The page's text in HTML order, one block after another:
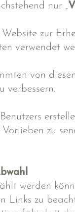
nur „
zur
verwendet
von
verbessern.
zu
werden
Links zu